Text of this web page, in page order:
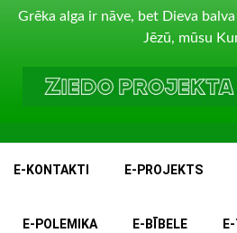
Grēka alga ir nāve, bet Dieva
Jēzū, mūsu
E-KONTAKTI E-PROJEKTS
E-POLEMIKA E-BĪBELE